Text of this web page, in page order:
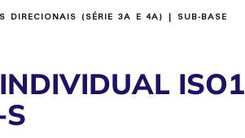
DIRECIONAIS (SÉRIE 3A E 4A) | SUB-BASE
ISO1